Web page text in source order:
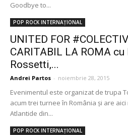
Goodbye to...
POP ROCK INTERNAȚIONAL
UNITED FOR
CARITABIL LA ROMA cu
Rossetti,...
Andrei Partos - noiembrie 28, 2015
Evenimentul este organizat de trupa
acum trei turnee în România și are
Atlantide din...
POP ROCK INTERNAȚIONAL